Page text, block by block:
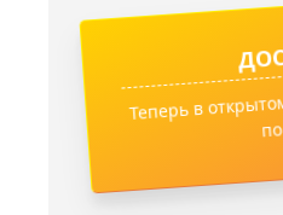
Теперь в